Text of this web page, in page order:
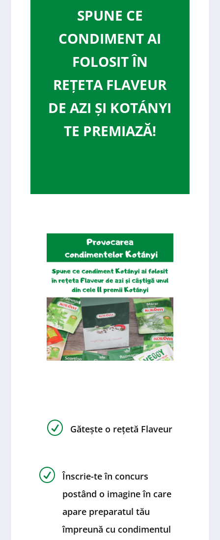
SPUNE CE
CONDIMENT AI
FOLOSIT ÎN
REȚETA FLAVEUR
DE AZI ȘI KOTÁNYI
TE PREMIAZĂ!
R Gătește o rețetă Flaveur
R
Înscrie-te în concurs
postând o imagine în care
apare preparatul tău
împreună cu condimentul